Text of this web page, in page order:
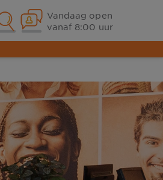
Vandaag open
vanaf 8:00 uur